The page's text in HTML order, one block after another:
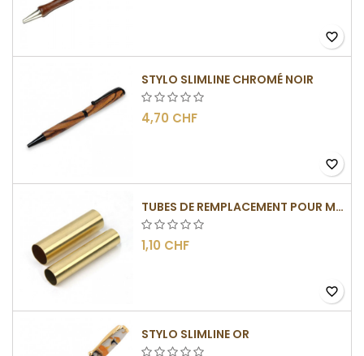
favorite_border
STYLO SLIMLINE CHROMÉ NOIR
4,70 CHF
favorite_border
TUBES DE REMPLACEMENT POUR MÉCANISMES SLIMLINE
1,10 CHF
favorite_border
STYLO SLIMLINE OR